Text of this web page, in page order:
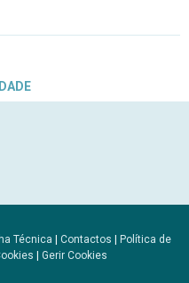
Técnica | Contactos | Política de
| Gerir Cookies